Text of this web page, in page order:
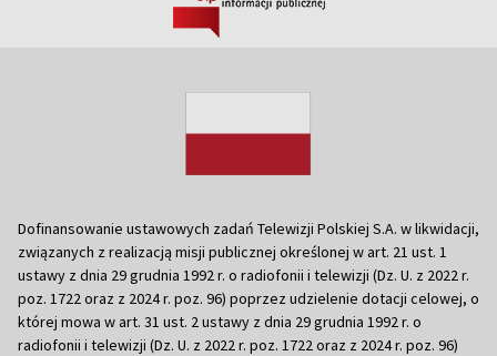
Dofinansowanie ustawowych zadań Telewizji Polskiej S.A. w likwidacji,
związanych z realizacją misji publicznej określonej w art. 21 ust. 1
ustawy z dnia 29 grudnia 1992 r. o radiofonii i telewizji (Dz. U. z 2022 r.
poz. 1722 oraz z 2024 r. poz. 96) poprzez udzielenie dotacji celowej, o
której mowa w art. 31 ust. 2 ustawy z dnia 29 grudnia 1992 r. o
radiofonii i telewizji (Dz. U. z 2022 r. poz. 1722 oraz z 2024 r. poz. 96)